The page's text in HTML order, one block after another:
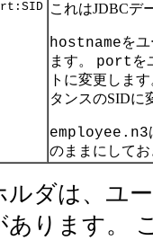
これはJDBCデ
hostnameを
ます。 port を
トに変更しま
タンスのSIDに
employee.n3
のままにして
ダは、ユ
あります。